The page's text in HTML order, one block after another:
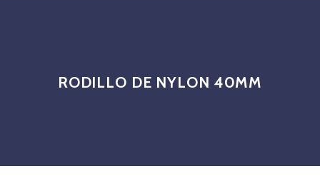
RODILLO DE NYLON 40MM